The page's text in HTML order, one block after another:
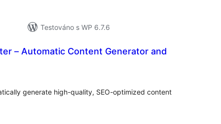
Testováno s WP 6.7.6
– Automatic Content Generator and
generate high-quality, SEO-optimized content